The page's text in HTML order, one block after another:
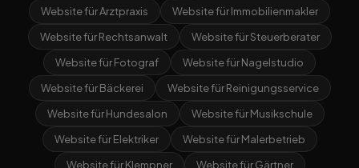
Website für Arztpraxis
Website für Immobilienmakler
Website für Rechtsanwalt
Website für Steuerberater
Website für Fotograf
Website für Nagelstudio
Website für Bäckerei
Website für Reinigungsservice
Website für Hundesalon
Website für Musikschule
Website für Elektriker
Website für Malerbetrieb
Website für Klempner
Website für Gärtner